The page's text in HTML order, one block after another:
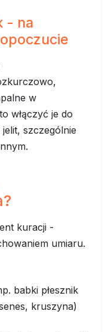
- na
w
włączyć je do
szczególnie
kuracji -
umiaru.
babki płesznik
kruszyna)